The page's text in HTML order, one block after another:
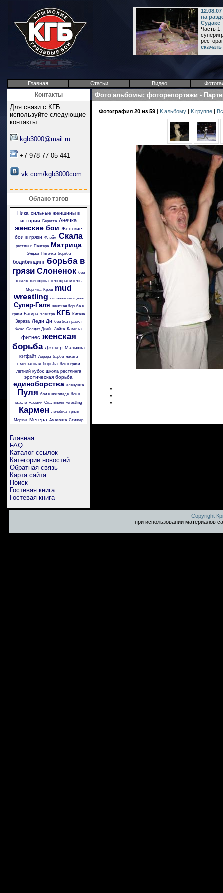
на
Судаке
Часть 1.
Главная Статьи Видео
Контакты
Для связи с КГБ
используйте следующие
контакты:
kgb3000@mail.ru
+7 978 77 05 441
vk.com/kgb3000com
Облако тэгов
Ника сильные женщины в
истории
Беретта Анечка
женские бои Женские
бои в грязи Флэйм Скала
рестлинг Пантера Матрица
Энджи Пяточка борьба
бодибилдинг борьба в
грязи Слоненок бои
в желе женщина телохранитель
Морячка Крэш
mud
wrestling сильные женщины
Супер-Галя женская борьба в
грязи Багира электра КГБ Китана
Зараза Леди Ди бои без правил
Фокс Солдат Джейн Зайка Камета
фитнес женская
борьба Джокер Малышка
кэтфайт Аврора барби никита
смешанная борьба бои в грязи
летний кубок школа рестлинга
эротическая борьба
единоборства аленушка
Пуля бои в шоколаде бои в
масле жасмин Скальпель wrestling
Кармен лечебная грязь
Моряча Мегера Амазонка Стингер
Главная
FAQ
Каталог ссылок
Категории новостей
Обратная связь
Карта сайта
Поиск
Гостевая книга
Гостевая книга
Фото альбомы: фоторепортажи -
Фотография 20 из 59 | К альбому | К группе |
Copyright
при использовании материалов